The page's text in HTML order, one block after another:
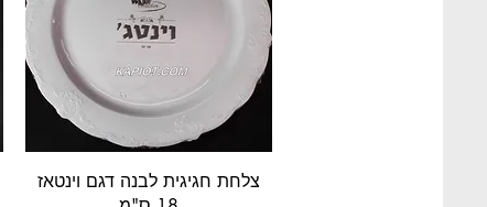
תצוגה מהירה
צלחת חגיגית לבנה דגם וינטאז